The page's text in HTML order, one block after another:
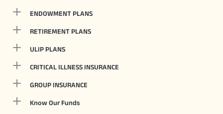
ENDOWMENT PLANS
RETIREMENT PLANS
ULIP PLANS
CRITICAL ILLNESS INSURANCE
GROUP INSURANCE
Know Our Funds